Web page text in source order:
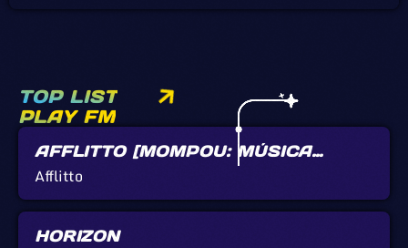
TOP LIST
PLAY FM
AFFLITTO [MOMPOU: MÚSICA
CALLADA]
Afflitto
HORIZON